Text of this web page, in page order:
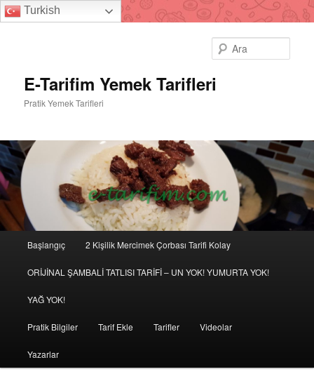
Turkish
E-Tarifim Yemek Tarifleri
Pratik Yemek Tarifleri
Birincil
içeriğe
geç
İkincil
içeriğe
geç
Başlangıç 2 Kişilik Mercimek Çorbası Tarifi Kolay
ORİJİNAL ŞAMBALİ TATLISI TARİFİ – UN YOK! YUMURTA YOK!
YAĞ YOK!
Pratik Bilgiler Tarif Ekle Tarifler Videolar
Yazarlar